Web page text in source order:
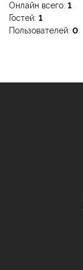
Онлайн всего: 1
Гостей: 1
Пользователей: 0